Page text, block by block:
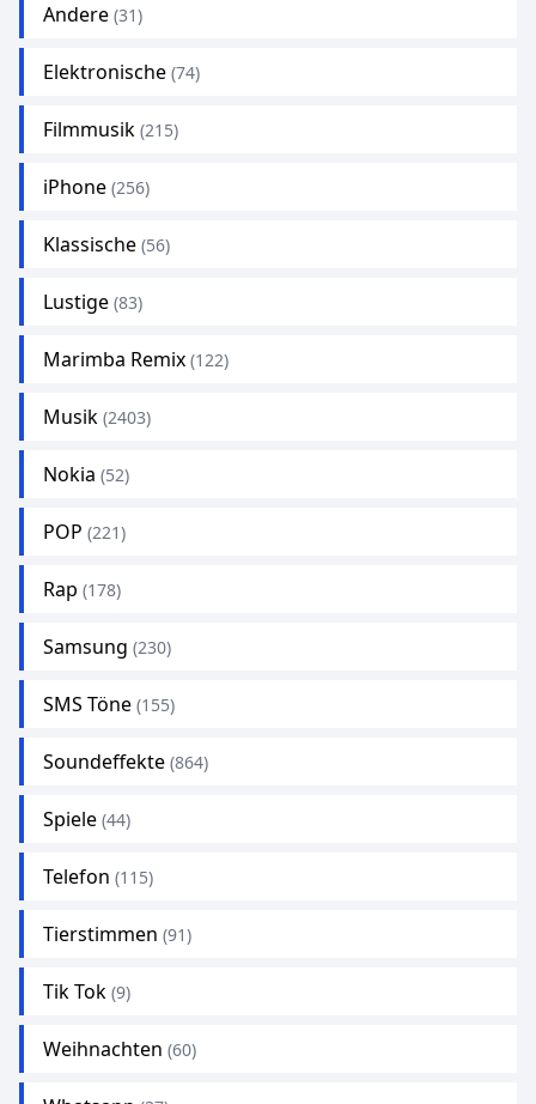
Andere (31)
Elektronische (74)
Filmmusik (215)
iPhone (256)
Klassische (56)
Lustige (83)
Marimba Remix (122)
Musik (2403)
Nokia (52)
POP (221)
Rap (178)
Samsung (230)
SMS Töne (155)
Soundeffekte (864)
Spiele (44)
Telefon (115)
Tierstimmen (91)
Tik Tok (9)
Weihnachten (60)